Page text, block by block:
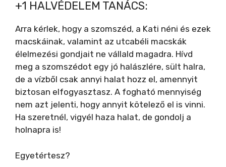
+1 HALVÉDELEM TANÁCS:
Arra kérlek, hogy a szomszéd, a Kati néni és ezek
macskáinak, valamint az utcabéli macskák
élelmezési gondjait ne vállald magadra. Hívd
meg a szomszédot egy jó halászlére, sült halra,
de a vízből csak annyi halat hozz el, amennyit
biztosan elfogyasztasz. A fogható mennyiség
nem azt jelenti, hogy annyit kötelező el is vinni.
Ha szeretnél, vigyél haza halat, de gondolj a
holnapra is!
Egyetértesz?